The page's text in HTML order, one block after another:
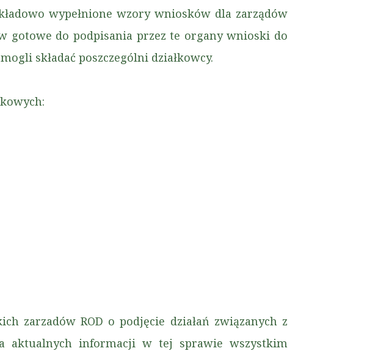
wypełnione wzory wniosków dla zarządów
gotowe do podpisania przez te organy wnioski do
składać poszczególni działkowcy.
zarzadów ROD o podjęcie działań związanych z
aktualnych informacji w tej sprawie wszystkim